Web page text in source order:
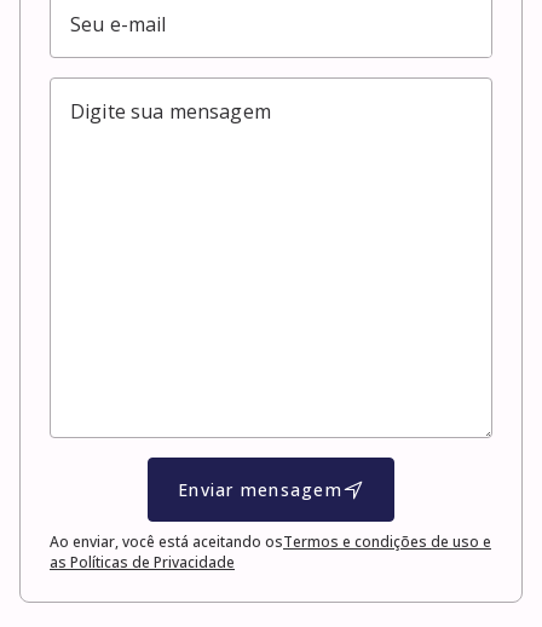
Enviar mensagem
Ao enviar, você está aceitando osTermos e condições de uso e
as Políticas de Privacidade